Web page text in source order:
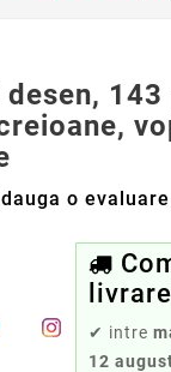
143
o evaluare
✔ intre
12